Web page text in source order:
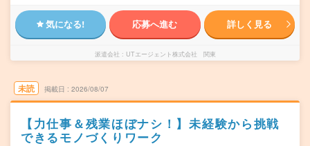
気になる! 応募へ進む 詳しく見る
派遣会社 UTエージェント株式会社 関東
未読 掲載日 2026/08/07
【力仕事＆残業ほぼナシ！】未経験から挑戦
できるモノづくりワーク